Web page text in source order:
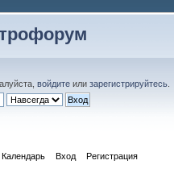
войдите или зарегистрируйтесь
Календарь Вход Регистрация